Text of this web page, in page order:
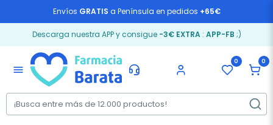
Envíos GRATIS a Península en pedidos +65€
Descarga nuestra APP y consigue -3€ EXTRA: APP-FB ;)
menu
0 0